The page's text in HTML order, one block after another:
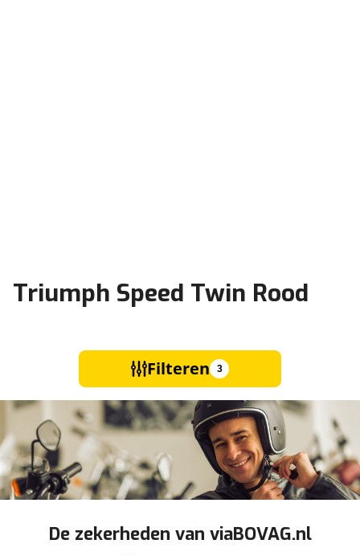
Triumph Speed Twin Rood
Filteren 3
De zekerheden van viaBOVAG.nl